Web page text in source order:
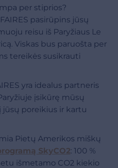
per stiprios?
pasirūpins jūsų
reisu iš Paryžiaus Le
Viskas bus paruošta per
tereikės susikrauti
yra idealus partneris
įsikūrę mūsų
poreikius ir kartu
Pietų Amerikos miškų
SkyCO2: 100 %
išmetamo CO2 kiekio